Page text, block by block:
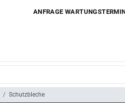
ANFRAGE
Schutzbleche